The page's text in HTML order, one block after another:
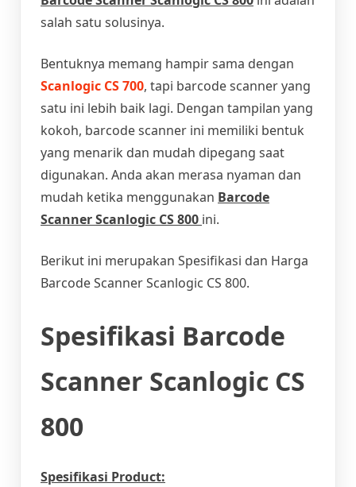
salah satu solusinya.
Bentuknya memang hampir sama dengan
Scanlogic CS 700, tapi barcode scanner yang
satu ini lebih baik lagi. Dengan tampilan yang
kokoh, barcode scanner ini memiliki bentuk
yang menarik dan mudah dipegang saat
digunakan. Anda akan merasa nyaman dan
mudah ketika menggunakan Barcode
Scanner Scanlogic CS 800 ini.
Berikut ini merupakan Spesifikasi dan Harga
Barcode Scanner Scanlogic CS 800.
Spesifikasi Barcode
Scanner Scanlogic CS
800
Spesifikasi Product: